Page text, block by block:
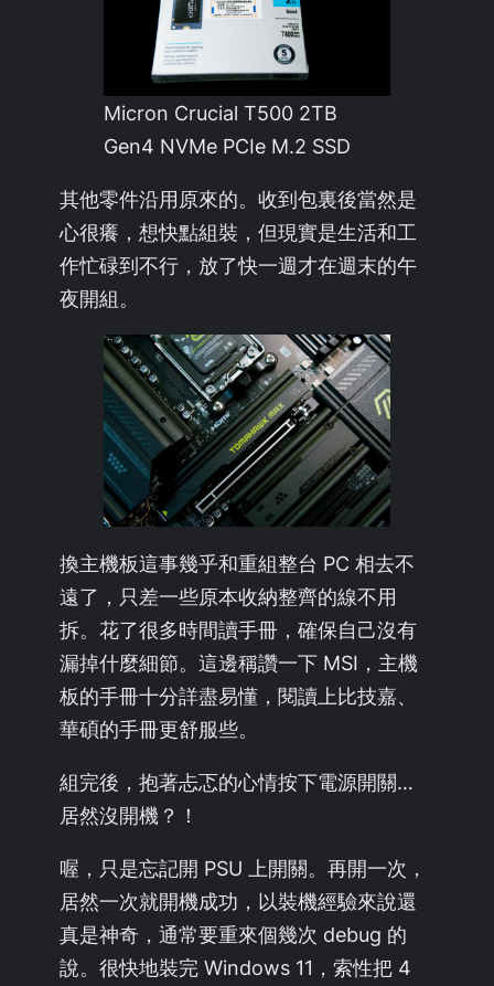
Micron Crucial T500 2TB
Gen4 NVMe PCIe M.2 SSD
其他零件沿用原來的。收到包裏後當然是
心很癢，想快點組裝，但現實是生活和工
作忙碌到不行，放了快一週才在週末的午
夜開組。
換主機板這事幾乎和重組整台 PC 相去不
遠了，只差一些原本收納整齊的線不用
拆。花了很多時間讀手冊，確保自己沒有
漏掉什麼細節。這邊稱讚一下 MSI，主機
板的手冊十分詳盡易懂，閱讀上比技嘉、
華碩的手冊更舒服些。
組完後，抱著忐忑的心情按下電源開關…
居然沒開機？！
喔，只是忘記開 PSU 上開關。再開一次，
居然一次就開機成功，以裝機經驗來說還
真是神奇，通常要重來個幾次 debug 的
說。很快地裝完 Windows 11，索性把 4